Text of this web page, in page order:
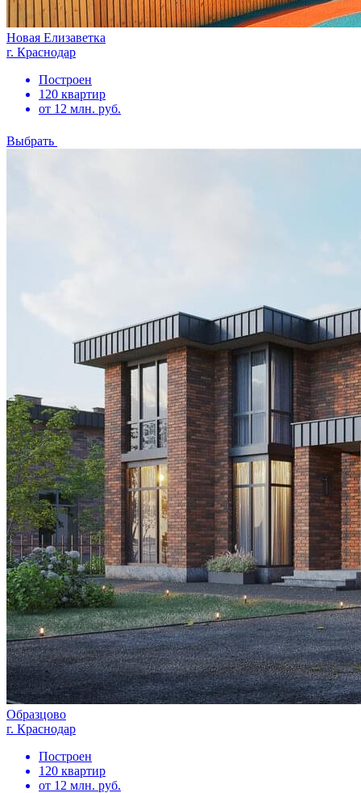
Новая Елизаветка
г. Краснодар
Построен
120 квартир
от 12 млн. руб.
Выбрать
Образцово
г. Краснодар
Построен
120 квартир
от 12 млн. руб.